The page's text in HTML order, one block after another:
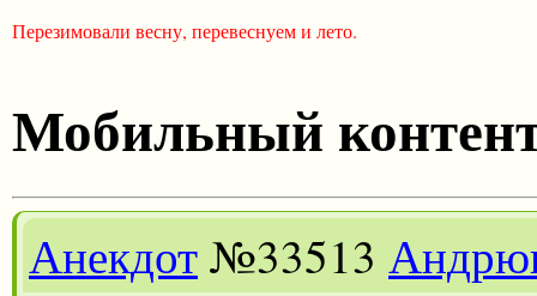
Перезимовали весну, перевеснуем и лето.
Мобильный
Анекдот№33513